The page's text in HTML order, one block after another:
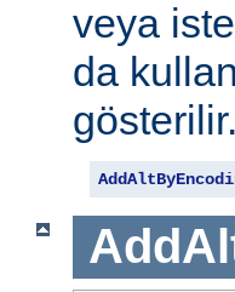
veya
da
gösterilir.